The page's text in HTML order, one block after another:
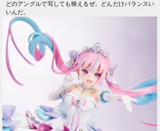
どのアングルで写しても映えるぜ。どんだけバランスい
いんだ。